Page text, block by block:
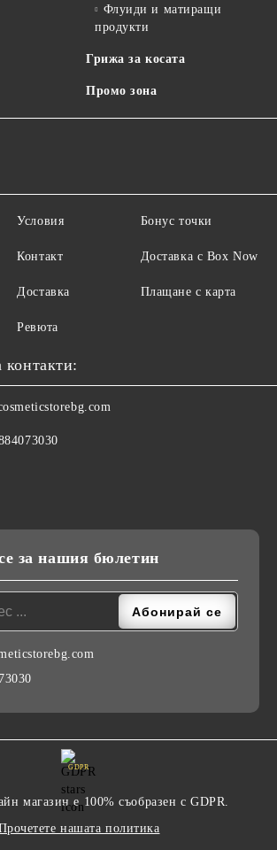
Флуиди и матиращи
продукти
Грижа за косата
Промо зона
Условия
Контакт
Доставка
Ревюта
Бонус точки
Доставка с Box Now
Плащане с карта
за нашия бюлетин
GDPR
магазин е 100% съобразен с GDPR.
нашата политика